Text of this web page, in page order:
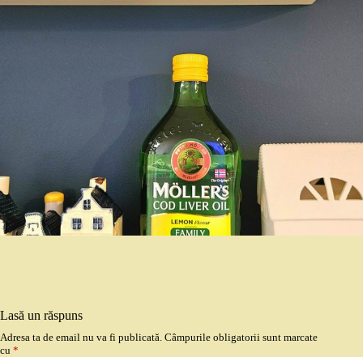
Lasă un răspuns
Adresa ta de email nu va fi publicată. Câmpurile obligatorii sunt marcate
cu *